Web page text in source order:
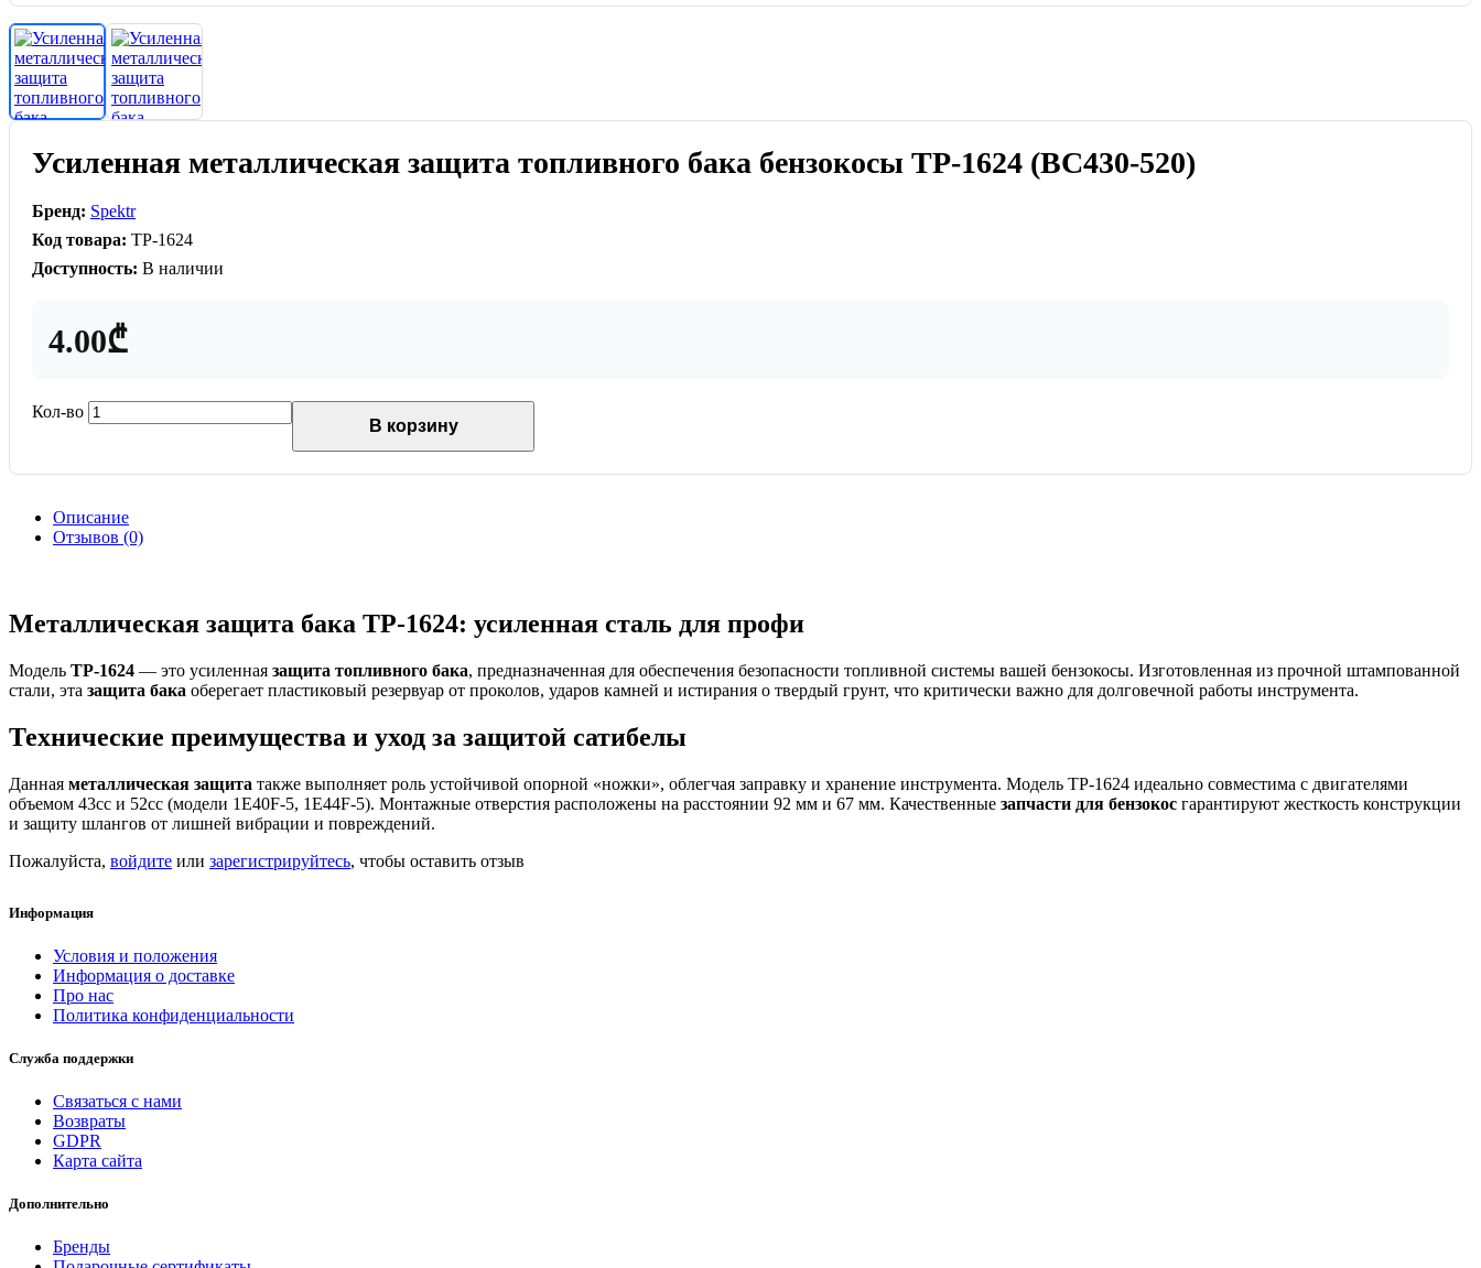
Усиленная металлическая защита топливного бака бензокосы TP-1624 (BC430-520)
Бренд: Spektr
Код товара: TP-1624
Доступность: В наличии
4.00₾
Кол-во
В корзину
Описание
Отзывов (0)
Металлическая защита бака TP-1624: усиленная сталь для профи
Модель TP-1624 — это усиленная защита топливного бака, предназначенная для обеспечения безопасности топливной системы вашей бензокосы. Изготовленная из прочной штампованной
стали, эта защита бака оберегает пластиковый резервуар от проколов, ударов камней и истирания о твердый грунт, что критически важно для долговечной работы инструмента.
Технические преимущества и уход за защитой сатибелы
Данная металлическая защита также выполняет роль устойчивой опорной «ножки», облегчая заправку и хранение инструмента. Модель TP-1624 идеально совместима с двигателями
объемом 43сс и 52сс (модели 1E40F-5, 1E44F-5). Монтажные отверстия расположены на расстоянии 92 мм и 67 мм. Качественные запчасти для бензокос гарантируют жесткость конструкции
и защиту шлангов от лишней вибрации и повреждений.
Пожалуйста, войдите или зарегистрируйтесь, чтобы оставить отзыв
Информация
Условия и положения
Информация о доставке
Про нас
Политика конфиденциальности
Служба поддержки
Связаться с нами
Возвраты
GDPR
Карта сайта
Дополнительно
Бренды